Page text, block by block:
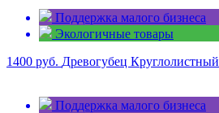
Поддержка малого бизнеса
Экологичные товары
1400 руб. Древогубец Круглолистный
Поддержка малого бизнеса